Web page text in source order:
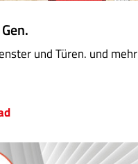
und Türen. und mehr